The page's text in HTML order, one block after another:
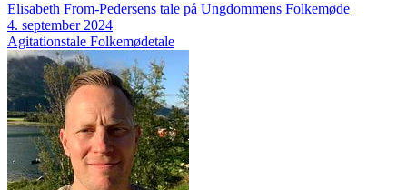
Elisabeth From-Pedersens tale på Ungdommens Folkemøde
4. september 2024
Agitationstale Folkemødetale